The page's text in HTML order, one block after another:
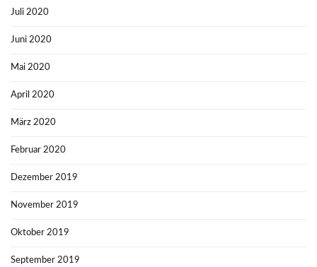
Juli 2020
Juni 2020
Mai 2020
April 2020
März 2020
Februar 2020
Dezember 2019
November 2019
Oktober 2019
September 2019